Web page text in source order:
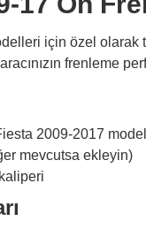
için özel olarak
frenleme
2009-2017
mevcutsa ekleyin)